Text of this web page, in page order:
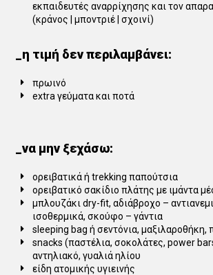
εκπαιδευτές αναρρίχησης και τον
(κράνος | μποντριέ | σχοινί)
_η τιμή δεν περιλαμβάνει:
πρωινό
extra γεύματα και ποτά
_να μην ξεχάσω:
ορειβατικά ή trekking παπούτσια
ορειβατικό σακίδιο πλάτης με ιμάντα
μπλουζάκι dry-fit, αδιάβροχο –
ισοθερμικά, σκούφο – γάντια
sleeping bag ή σεντόνια, μαξιλαροθήκη,
snacks (παστέλια, σοκολάτες, power
αντηλιακό, γυαλιά ηλίου
είδη ατομικής υγιεινής